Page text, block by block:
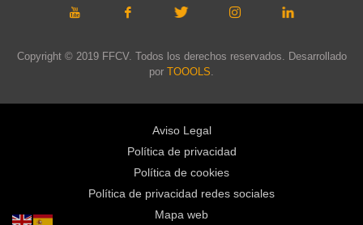
Copyright © 2019 FFCV. Todos los derechos reservados. Desarrollado
por TOOOLS.
Aviso Legal
Política de privacidad
Política de cookies
Política de privacidad redes sociales
Mapa web